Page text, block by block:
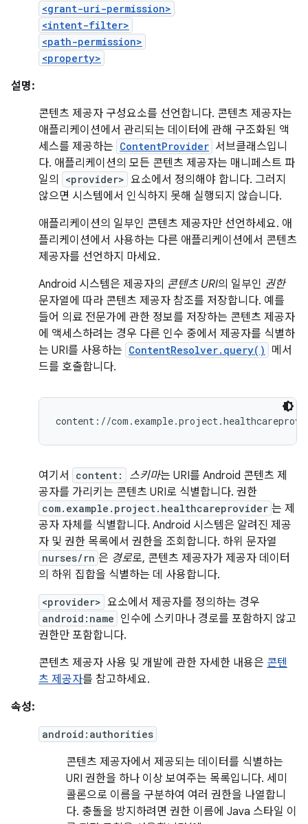
<grant-uri-permission>
<intent-filter>
<path-permission>
<property>
설명:
콘텐츠 제공자 구성요소를 선언합니다. 콘텐츠 제공자는
애플리케이션에서 관리되는 데이터에 관해 구조화된 액
세스를 제공하는 ContentProvider 서브클래스입니
다. 애플리케이션의 모든 콘텐츠 제공자는 매니페스트 파
일의
<provider> 요소에서 정의해야 합니다. 그러지
않으면 시스템에서 인식하지 못해 실행되지 않습니다.
애플리케이션의 일부인 콘텐츠 제공자만 선언하세요. 애
플리케이션에서 사용하는 다른 애플리케이션에서 콘텐츠
제공자를 선언하지 마세요.
Android 시스템은 제공자의 콘텐츠 URI의 일부인 권한
문자열에 따라 콘텐츠 제공자 참조를 저장합니다. 예를
들어 의료 전문가에 관한 정보를 저장하는 콘텐츠 제공자
에 액세스하려는 경우 다른 인수 중에서 제공자를 식별하
는 URI를 사용하는 ContentResolver.query()
메서
드를 호출합니다.
여기서 content: 스키마는 URI를 Android 콘텐츠 제
공자를 가리키는 콘텐츠 URI로 식별합니다. 권한
com.example.project.healthcareprovider 는 제
공자 자체를 식별합니다. Android 시스템은 알려진 제공
자 및 권한 목록에서 권한을 조회합니다. 하위 문자열
nurses/rn 은 경로로, 콘텐츠 제공자가 제공자 데이터
의 하위 집합을 식별하는 데 사용합니다.
<provider> 요소에서 제공자를 정의하는 경우
android:name 인수에 스키마나 경로를 포함하지 않고
권한만 포함합니다.
콘텐츠 제공자 사용 및 개발에 관한 자세한 내용은 콘텐
츠 제공자를 참고하세요.
속성:
android:authorities
콘텐츠 제공자에서 제공되는 데이터를 식별하는
URI 권한을 하나 이상 보여주는 목록입니다. 세미
콜론으로 이름을 구분하여 여러 권한을 나열합니
다. 충돌을 방지하려면 권한 이름에 Java 스타일 이